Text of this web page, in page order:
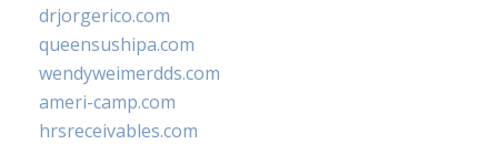
drjorgerico.com
queensushipa.com
wendyweimerdds.com
ameri-camp.com
hrsreceivables.com